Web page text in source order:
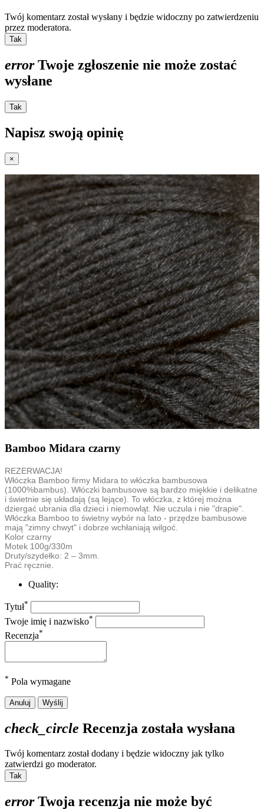
Twój komentarz został wysłany i będzie widoczny po zatwierdzeniu
przez moderatora.
Tak
errorTwoje zgłoszenie nie może zostać
wysłane
Tak
Napisz swoją opinię
×
Bamboo Midara czarny
REZERWACJA!
Włóczka Bamboo firmy Midara to włóczka bambusowa
(1000%bambus). Włóczki bambusowe są bardzo miękkie i delikatne
i świetnie się układają (są lejące). To włóczka, z której można
dziergać ubrania dla dzieci i niemowląt. Nie uczula i nie "drapie".
Włóczka Bamboo to świetny wybór na lato - przędze bambusowe
mają "zimny chwyt" i dobrze wchłaniają wilgoć.
Kolor czarny
Motek 100g/330m
Druty/szydełko: 2 – 3mm.
Prać ręcznie.
Quality:
Tytuł*
Twoje imię i nazwisko*
Recenzja*
* Pola wymagane
Anuluj Wyślij
check_circle Recenzja została wysłana
Twój komentarz został dodany i będzie widoczny jak tylko
zatwierdzi go moderator.
Tak
errorTwoja recenzja nie może być